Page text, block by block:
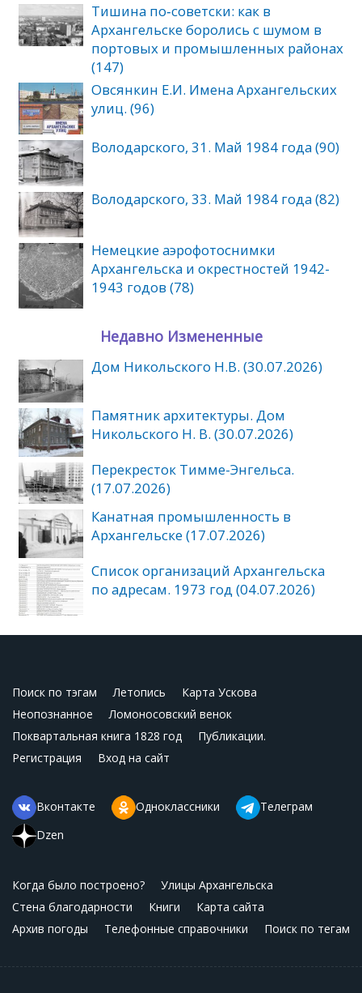
Тишина по‑советски: как в
Архангельске боролись с шумом в
портовых и промышленных районах
(147)
Овсянкин Е.И. Имена Архангельских
улиц. (96)
Володарского, 31. Май 1984 года (90)
Володарского, 33. Май 1984 года (82)
Немецкие аэрофотоснимки
Архангельска и окрестностей 1942-
1943 годов (78)
Недавно Измененные
Дом Никольского Н.В. (30.07.2026)
Памятник архитектуры. Дом
Никольского Н. В. (30.07.2026)
Перекресток Тимме-Энгельса.
(17.07.2026)
Канатная промышленность в
Архангельске (17.07.2026)
Список организаций Архангельска
по адресам. 1973 год (04.07.2026)
Поиск по тэгам Летопись
Карта Ускова
Неопознанное
Ломоносовский венок
Поквартальная книга 1828 год
Публикации.
Регистрация
Вход на сайт
Вконтакте Одноклассники
Телеграм
Dzen
Когда было построено?
Улицы Архангельска
Стена благодарности
Книги
Карта сайта
Архив погоды
Телефонные справочники Поиск по тегам